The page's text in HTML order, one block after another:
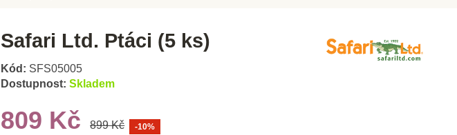
Safari Ltd. Ptáci (5 ks)
Kód: SFS05005
Dostupnost: Skladem
809 Kč 899 Kč -10%